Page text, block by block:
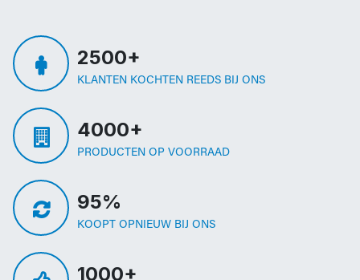
2500+
KLANTEN KOCHTEN REEDS BIJ ONS
4000+
PRODUCTEN OP VOORRAAD
95%
KOOPT OPNIEUW BIJ ONS
1000+